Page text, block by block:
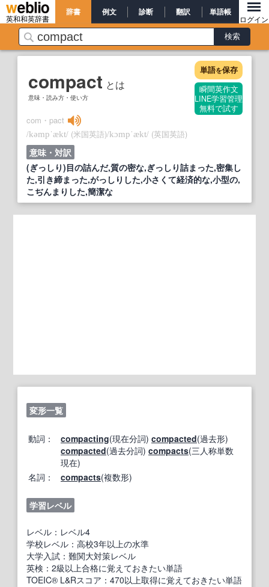
英和和英辞書
辞書 例文 診断 翻訳 単語帳
ログイン
compact とは
意味・読み方・使い方
単語を保存
瞬間英作文
LINE学習管理
無料で試す
com・pact
/kəmpˈækt/ (米国英語)/kɔmpˈækt/ (英国英語)
意味・対訳
(ぎっしり)目の詰んだ,質の密な,ぎっしり詰まった,密集し
た,引き締まった,がっしりした,小さくて経済的な,小型の,
こぢんまりした,簡潔な
変形一覧
動詞： compacting(現在分詞) compacted(過去形)
compacted(過去分詞) compacts(三人称単数
現在)
名詞：
compacts(複数形)
学習レベル
レベル：レベル4
学校レベル：高校3年以上の水準
大学入試：難関大対策レベル
英検：2級以上合格に覚えておきたい単語
TOEIC® L&Rスコア：470以上取得に覚えておきたい単語